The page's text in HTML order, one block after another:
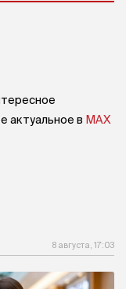
актуальное в MAX
8 августа, 17:03